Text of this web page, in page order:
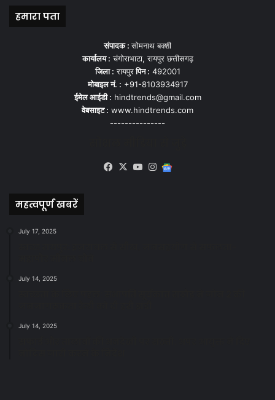
हमारा पता
संपादक :सोमनाथ बक्शी
कार्यालय : चंगोराभाटा, रायपुर छत्तीसगढ़
जिला : रायपुरपिन : 492001
मोबाइल नं. : +91-8103934917
ईमेल आईडी : hindtrends@gmail.com
वेबसाइट : www.hindtrends.com
---------------
Facebook
X YouTubeInstagram
महत्वपूर्ण खबरें
July 17, 2025
July 14, 2025
July 14, 2025